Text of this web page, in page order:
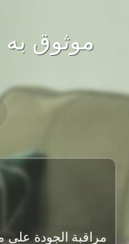
موثوق به